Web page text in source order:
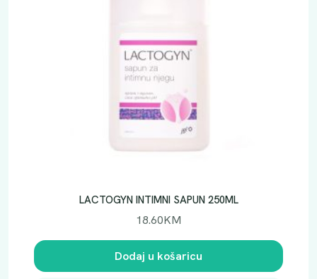
LACTOGYN INTIMNI SAPUN 250ML
18.60KM
Dodaj u košaricu